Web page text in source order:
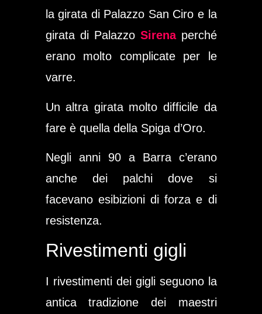
la girata di Palazzo San Ciro e la
girata di Palazzo Sirenaperché
erano molto complicate per le
varre.
Un altra girata molto difficile da
fare è quella della Spiga d’Oro.
Negli anni 90 a Barra c’erano
anche dei palchi dove si
facevano esibizioni di forza e di
resistenza.
Rivestimenti gigli
I rivestimenti dei gigli seguono la
antica tradizione dei maestri